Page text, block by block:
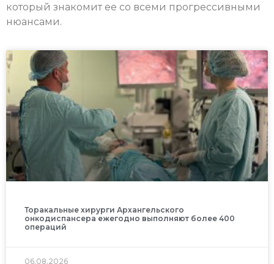
который знакомит ее со всеми прогрессивными
нюансами.
Торакальные хирурги Архангельского
онкодиспансера ежегодно выполняют более 400
операций
06.08.2026